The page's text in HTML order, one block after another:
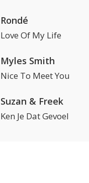
Rondé
Love Of My Life
Myles Smith
Nice To Meet You
Suzan & Freek
Ken Je Dat Gevoel